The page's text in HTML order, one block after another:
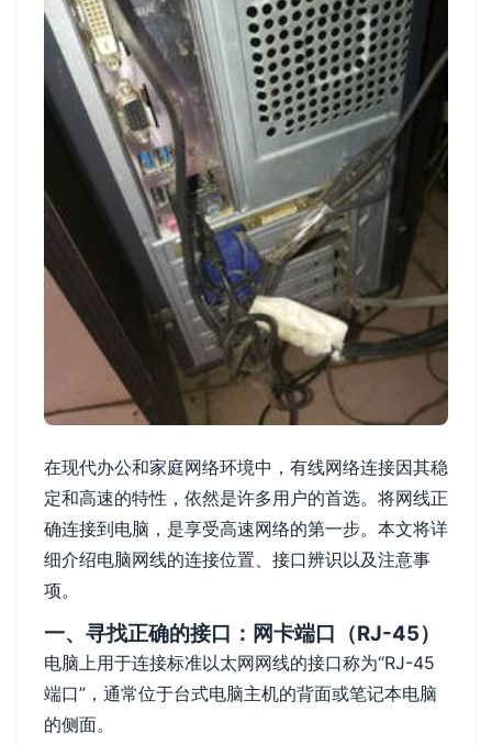
在现代办公和家庭网络环境中，有线网络连接因其稳
定和高速的特性，依然是许多用户的首选。将网线正
确连接到电脑，是享受高速网络的第一步。本文将详
细介绍电脑网线的连接位置、接口辨识以及注意事
项。
一、寻找正确的接口：网卡端口（RJ-45）
电脑上用于连接标准以太网网线的接口称为“RJ-45
端口”，通常位于台式电脑主机的背面或笔记本电脑
的侧面。